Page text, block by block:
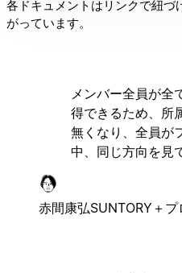
各ドキュメントはリンクで紐づ
がっています。
メンバー全員が全
得できるため、所
無くなり、全員が
中、同じ方向を見
赤間康弘SUNTORY＋